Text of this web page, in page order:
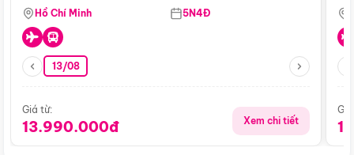
Singapore
Hồ Chí Minh 5N4Đ
13/08
Giá từ:
13.990.000đ Xem chi tiết